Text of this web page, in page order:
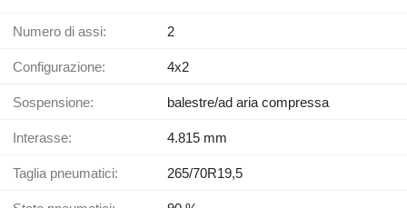
Numero di assi: 2
Configurazione: 4x2
Sospensione: balestre/ad aria compressa
Interasse: 4.815 mm
Taglia pneumatici: 265/70R19,5